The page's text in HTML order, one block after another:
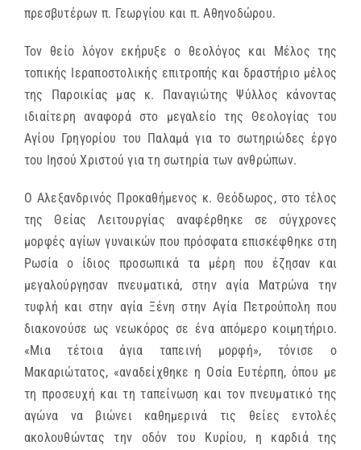
πρεσβυτέρων π. Γεωργίου και π. Αθηνοδώρου.
Τον θείο λόγον εκήρυξε ο θεολόγος και Μέλος της
τοπικής Ιεραποστολικής επιτροπής και δραστήριο μέλος
της Παροικίας μας κ. Παναγιώτης Ψύλλος κάνοντας
ιδιαίτερη αναφορά στο μεγαλείο της Θεολογίας του
Αγίου Γρηγορίου του Παλαμά για το σωτηριώδες έργο
του Ιησού Χριστού για τη σωτηρία των ανθρώπων.
Ο Αλεξανδρινός Προκαθήμενος κ. Θεόδωρος, στο τέλος
της Θείας Λειτουργίας αναφέρθηκε σε σύγχρονες
μορφές αγίων γυναικών που πρόσφατα επισκέφθηκε στη
Ρωσία ο ίδιος προσωπικά τα μέρη που έζησαν και
μεγαλούργησαν πνευματικά, στην αγία Ματρώνα την
τυφλή και στην αγία Ξένη στην Αγία Πετρούπολη που
διακονούσε ως νεωκόρος σε ένα απόμερο κοιμητήριο.
«Μια τέτοια άγια ταπεινή μορφή», τόνισε ο
Μακαριώτατος, «αναδείχθηκε η Οσία Ευτέρπη, όπου με
τη προσευχή και τη ταπείνωση και τον πνευματικό της
αγώνα να βιώνει καθημερινά τις θείες εντολές
ακολουθώντας την οδόν του Κυρίου, η καρδιά της